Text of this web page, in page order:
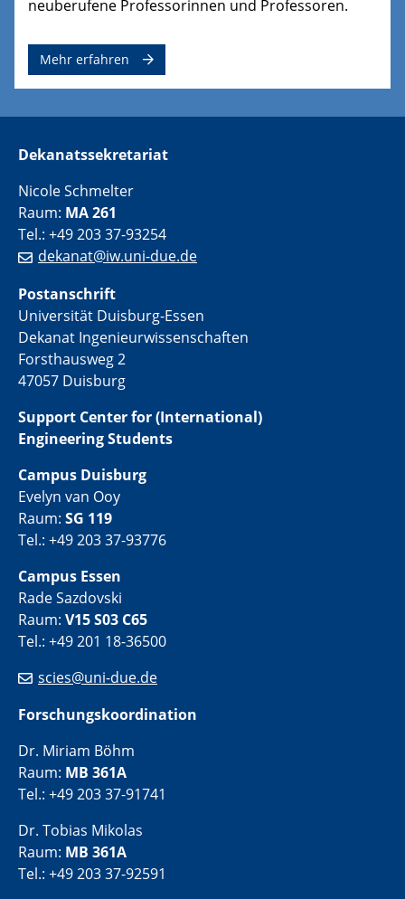
neuberufene Professorinnen und Professoren.
Mehr erfahren
Dekanatssekretariat
Nicole Schmelter
Raum: MA 261
Tel.: +49 203 37-93254
dekanat@iw.uni-due.de
Postanschrift
Universität Duisburg-Essen
Dekanat Ingenieurwissenschaften
Forsthausweg 2
47057 Duisburg
Support Center for (International)
Engineering Students
Campus Duisburg
Evelyn van Ooy
Raum: SG 119
Tel.: +49 203 37-93776
Campus Essen
Rade Sazdovski
Raum: V15 S03 C65
Tel.: +49 201 18-36500
scies@uni-due.de
Forschungskoordination
Dr. Miriam Böhm
Raum: MB 361A
Tel.: +49 203 37-91741
Dr. Tobias Mikolas
Raum: MB 361A
Tel.: +49 203 37-92591